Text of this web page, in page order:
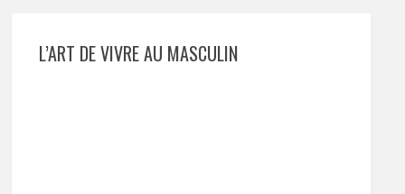
L’ART DE VIVRE AU MASCULIN